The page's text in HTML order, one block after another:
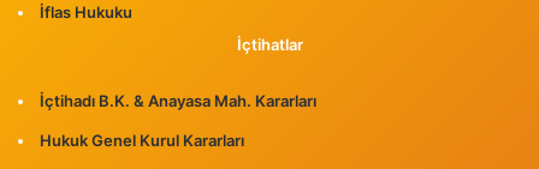
İflas Hukuku
İçtihatlar
İçtihadı B.K. & Anayasa Mah. Kararları
Hukuk Genel Kurul Kararları